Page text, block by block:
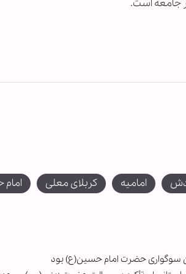
جامعه است.
امامیه کربلای معلی
سوگواری حضرت امام حسین(ع) بود